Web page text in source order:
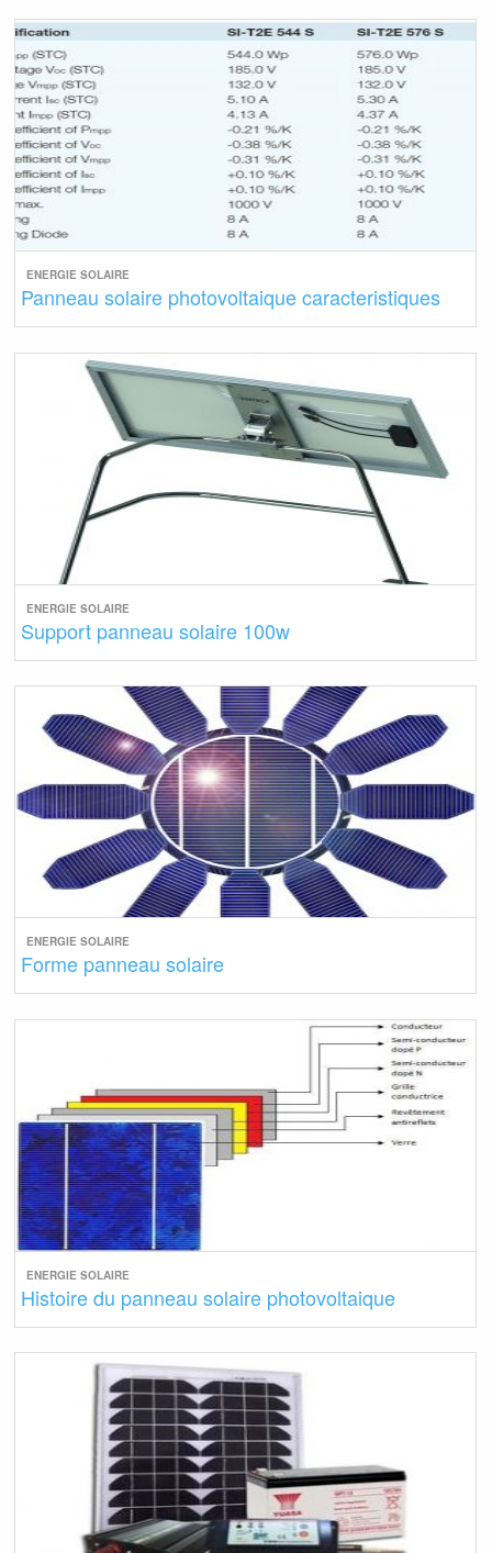
ENERGIE SOLAIRE
Panneau solaire photovoltaique caracteristiques
ENERGIE SOLAIRE
Support panneau solaire 100w
ENERGIE SOLAIRE
Forme panneau solaire
ENERGIE SOLAIRE
Histoire du panneau solaire photovoltaique